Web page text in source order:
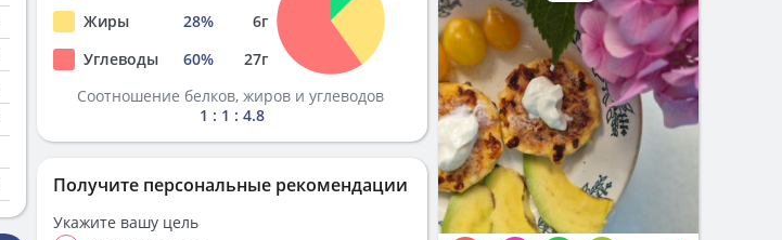
Жиры
28% 6г
Углеводы
60% 27г
Соотношение белков, жиров и углеводов
1 : 1 : 4.8
Получите персональные рекомендации
Укажите вашу цель